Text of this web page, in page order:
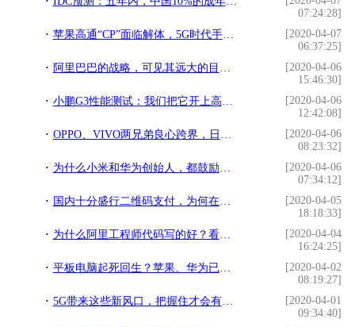
07:24:28]
苹果高通“CP”面临解体，5G时代手机天线纷争再起？
[2020-04-07
06:37:25]
阿里巴巴的战略，可见其远大的目光，成为100年企业可期
[2020-04-06
15:46:30]
小鹏G3性能测试：我们把它开上高速，就想看看续航靠谱不
[2020-04-06
12:42:08]
OPPO、VIVO两兄弟良心跨界，日产12万！网友：这生产速度疯了？
[2020-04-06
08:23:32]
为什么小米和华为创始人，都鼓励员工使用iphone？原来这3点原因
[2020-04-06
07:34:12]
国内十分盛行二维码支付，为何在其他国家几乎没人用？原因很简单
[2020-04-05
18:18:33]
为什么阿里工程师代码写的好？看看他的代码规范就知道了
[2020-04-04
16:24:25]
平板电脑起死回生？苹果、华为已全国断货
[2020-04-02
08:19:27]
5G带来这些新风口，把握住才会有更多的机遇
[2020-04-01
09:34:40]